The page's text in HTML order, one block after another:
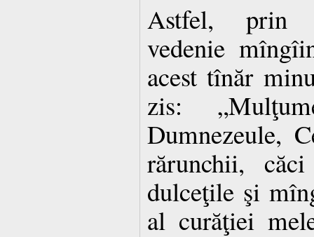
Astfel, prin
vedenie
acest tînăr
zis:
Dumnezeule,
rărunchii,
dulceţile şi
al curăţiei